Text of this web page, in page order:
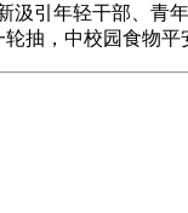
年轻干部、青
抽，中校园食物